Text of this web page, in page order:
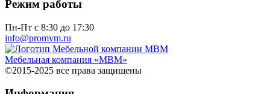
Режим работы
Пн-Пт с 8:30 до 17:30
info@promvm.ru
Мебельная компания «МВМ»
©2015-2025 все права защищены